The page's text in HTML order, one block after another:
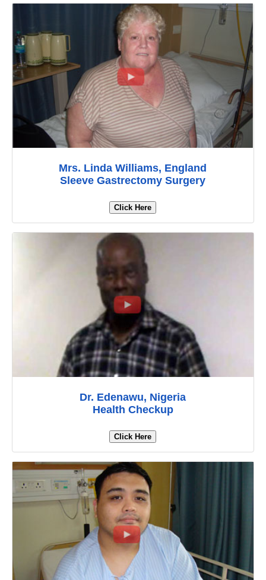
Mrs. Linda Williams, England
Sleeve Gastrectomy Surgery
Click Here
Dr. Edenawu, Nigeria
Health Checkup
Click Here